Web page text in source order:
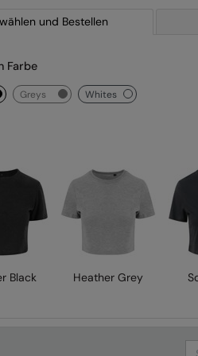
und Bestellen
Farbe
greys whites
Black Heather Grey